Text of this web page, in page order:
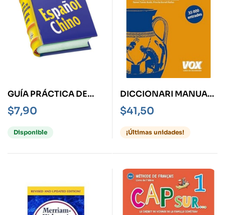
GUÍA PRÁCTICA DE
CONVERSACIÓN
ESPAÑOL – CHINO -
MINIBOOK-
$7,90
Disponible
DICCIONARI MANUAL
GREC C?LÁSSIC-
CATALÁ
$41,50
¡Últimas unidades!